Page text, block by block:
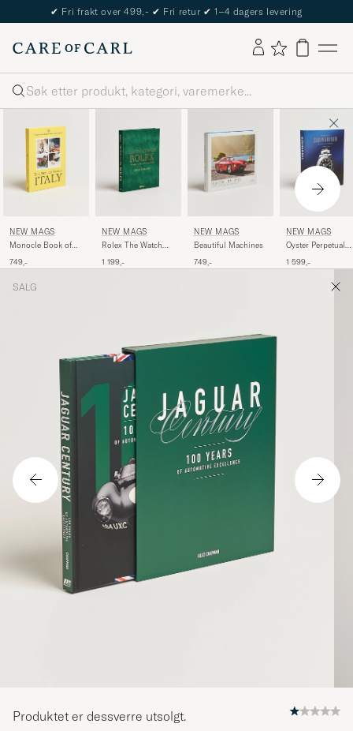
✔ Fri frakt over 499,- ✔ Fri retur ✔ 1–4 dagers levering
Søk
NEW MAGS
Monocle Book of
749,-
NEW MAGS
Rolex The Watch
1 199,-
NEW MAGS
Beautiful Machines
749,-
NEW MAGS
Oyster Perpetual
1 599,-
SALG
Produktet er dessverre utsolgt.